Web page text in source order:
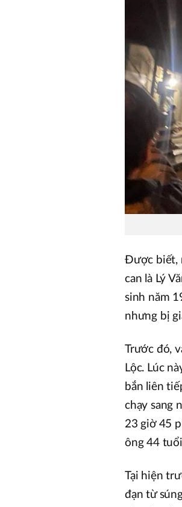
Được biết,
can là Lý
sinh năm
nhưng bị
Trước đó,
Lộc. Lúc
bắn liên
chạy sang
23 giờ 45
ông 44
Tại hiện
đạn từ